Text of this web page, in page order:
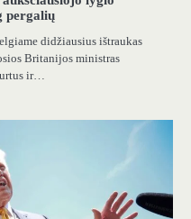
pergalių
didžiausius ištraukas
Britanijos ministras
ir…